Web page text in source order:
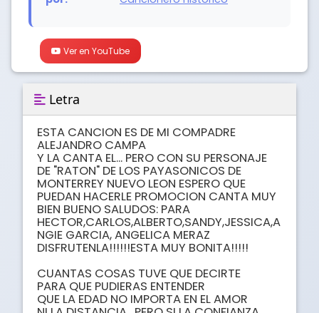
Ver en YouTube
Letra
ESTA CANCION ES DE MI COMPADRE
ALEJANDRO CAMPA
Y LA CANTA EL... PERO CON SU PERSONAJE
DE "RATON" DE LOS PAYASONICOS DE
MONTERREY NUEVO LEON ESPERO QUE
PUEDAN HACERLE PROMOCION CANTA MUY
BIEN BUENO SALUDOS: PARA
HECTOR,CARLOS,ALBERTO,SANDY,JESSICA,A
NGIE GARCIA, ANGELICA MERAZ
DISFRUTENLA!!!!!!ESTA MUY BONITA!!!!!
CUANTAS COSAS TUVE QUE DECIRTE
PARA QUE PUDIERAS ENTENDER
QUE LA EDAD NO IMPORTA EN EL AMOR